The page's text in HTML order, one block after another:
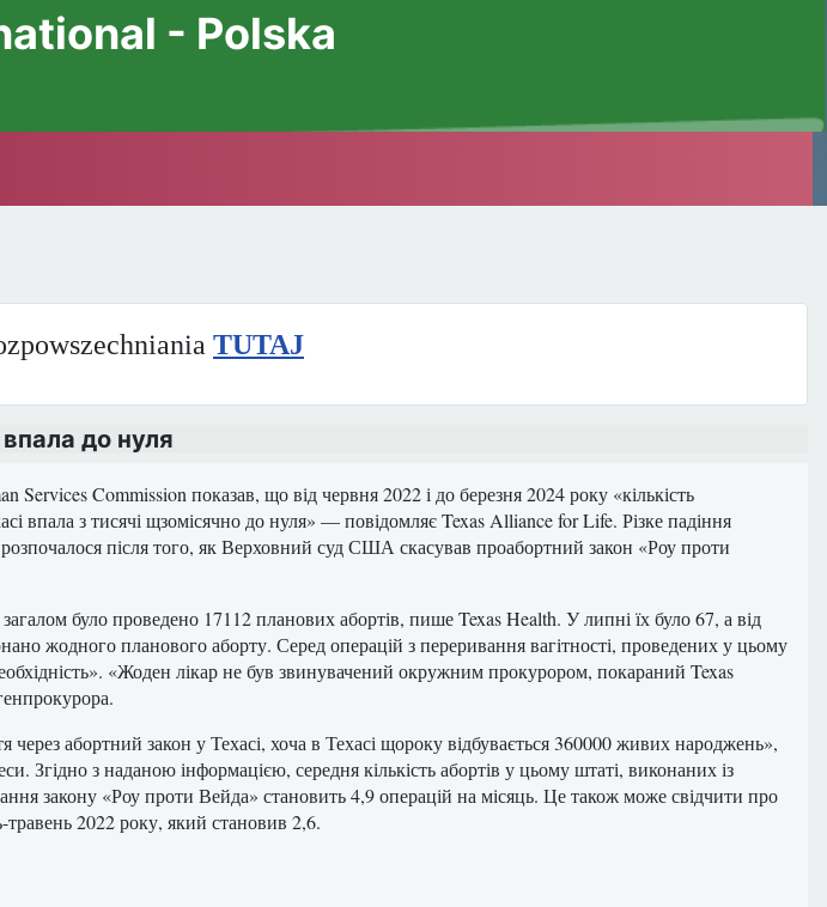
- Polska
TUTAJ
до нуля
Services Commission показав, що від червня 2022 і до березня 2024 року «кількість
впала з тисячі щзомісячно до нуля» — повідомляє Texas Alliance for Life. Різке падіння
розпочалося після того, як Верховний суд США скасував проабортний закон «Роу проти
було проведено 17112 планових абортів, пише Texas Health. У липні їх було 67, а від
жодного планового аборту. Серед операцій з переривання вагітності, проведених у цьому
«Жоден лікар не був звинувачений окружним прокурором, покараний Texas
через абортний закон у Техасі, хоча в Техасі щороку відбувається 360000 живих народжень»,
Згідно з наданою інформацією, середня кількість абортів у цьому штаті, виконаних із
закону «Роу проти Вейда» становить 4,9 операцій на місяць. Це також може свідчити про
травень 2022 року, який становив 2,6.